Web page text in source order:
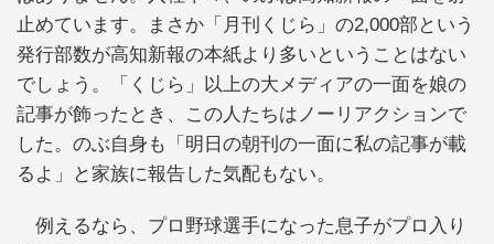
止めています。まさか「月刊くじら」の2,000部という
発行部数が高知新報の本紙より多いということはない
でしょう。「くじら」以上の大メディアの一面を娘の
記事が飾ったとき、この人たちはノーリアクションで
した。のぶ自身も「明日の朝刊の一面に私の記事が載
るよ」と家族に報告した気配もない。
例えるなら、プロ野球選手になった息子がプロ入り